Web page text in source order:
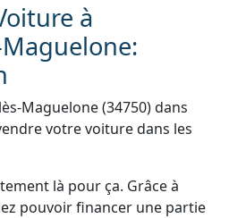
à
Maguelone (34750) dans
votre voiture dans les
là pour ça. Grâce à
pouvoir financer une partie